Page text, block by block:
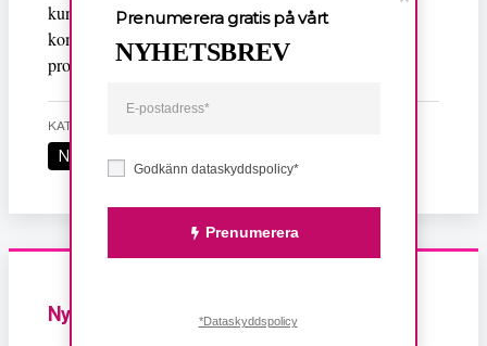
kunnat betala kunna klaga hos den berörda FN-
kommittén. Sveriges regering tog avstånd från
protokollet redan när det antogs 2008
KATEGORI
Nyheter
Nyheter
Godkänn dataskyddspolicy*
Prenumerera
Prenumerera gratis på vårt
NYHETSBREV
*Dataskyddspolicy